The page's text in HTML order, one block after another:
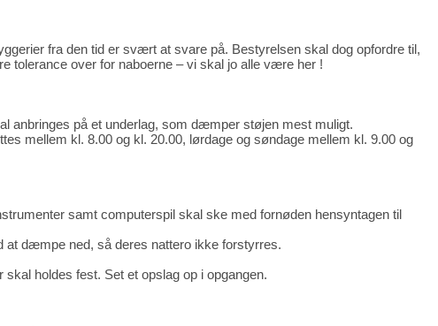
fra den tid er svært at svare på. Bestyrelsen skal dog opfordre til,
tolerance over for naboerne – vi skal jo alle være her !
anbringes på et underlag, som dæmper støjen mest muligt.
mellem kl. 8.00 og kl. 20.00, lørdage og søndage mellem kl. 9.00 og
samt computerspil skal ske med fornøden hensyntagen til
at dæmpe ned, så deres nattero ikke forstyrres.
holdes fest. Set et opslag op i opgangen.